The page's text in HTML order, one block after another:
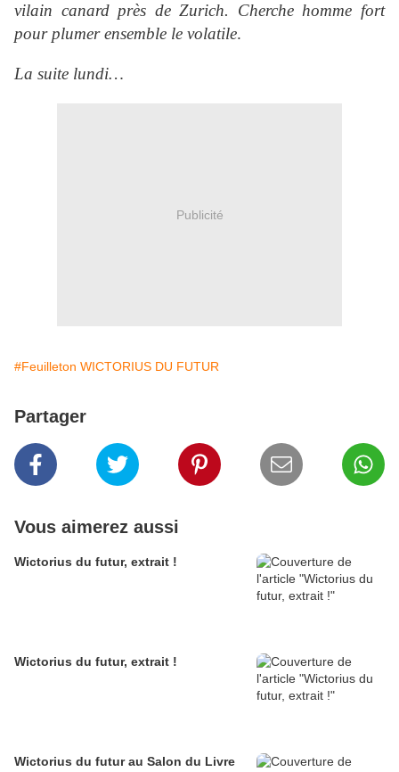
vilain canard près de Zurich. Cherche homme fort
pour plumer ensemble le volatile.
La suite lundi…
Publicité
#Feuilleton WICTORIUS DU FUTUR
Partager
Vous aimerez aussi
Wictorius du futur, extrait !
Wictorius du futur, extrait !
Wictorius du futur au Salon du Livre